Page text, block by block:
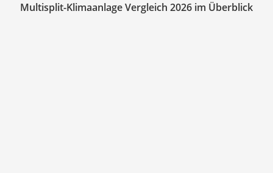
Multisplit-Klimaanlage Vergleich 2026 im Überblick